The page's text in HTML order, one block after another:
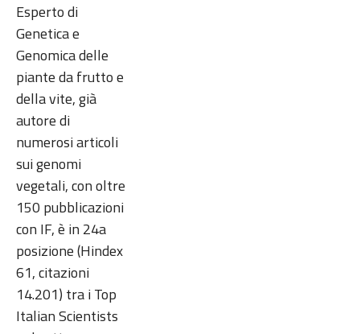
Esperto di
Genetica e
Genomica delle
piante da frutto e
della vite, già
autore di
numerosi articoli
sui genomi
vegetali, con oltre
150 pubblicazioni
con IF, è in 24a
posizione (Hindex
61, citazioni
14.201) tra i Top
Italian Scientists